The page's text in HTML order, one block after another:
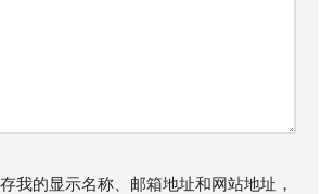
我的显示名称、邮箱地址和网站地址，